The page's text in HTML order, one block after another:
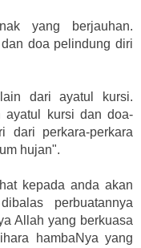
yang berjauhan.
doa pelindung diri
dari ayatul kursi.
ayatul kursi dan doa-
dari perkara-perkara
hujan".
kepada anda akan
perbuatannya
Allah yang berkuasa
hambaNya yang